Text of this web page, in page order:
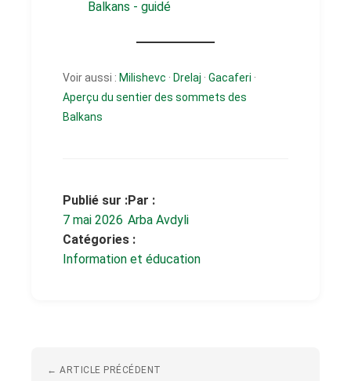
Balkans - guidé
Voir aussi : Milishevc · Drelaj · Gacaferi ·
Aperçu du sentier des sommets des
Balkans
Publié sur :
7 mai 2026
Par :
Arba Avdyli
Catégories :
Information et éducation
← ARTICLE PRÉCÉDENT